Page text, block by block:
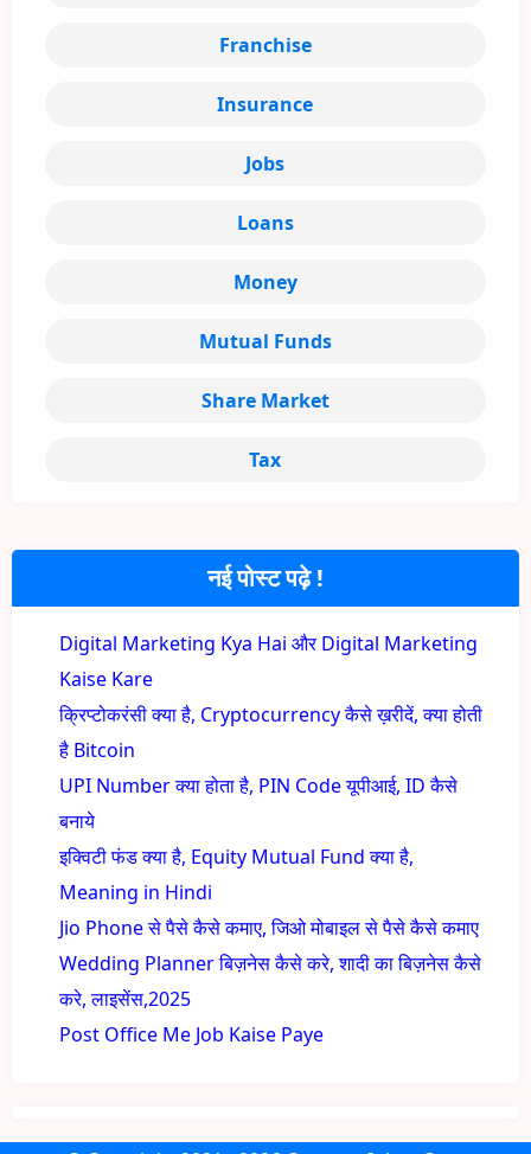
नई पोस्ट पढ़े !
Digital Marketing Kya Hai और Digital Marketing
Kaise Kare
क्रिप्टोकरंसी क्या है, Cryptocurrency कैसे ख़रीदें, क्या होती
है Bitcoin
UPI Number क्या होता है, PIN Code यूपीआई, ID कैसे
बनाये
इक्विटी फंड क्या है, Equity Mutual Fund क्या है,
Meaning in Hindi
Jio Phone से पैसे कैसे कमाए, जिओ मोबाइल से पैसे कैसे कमाए
Wedding Planner बिज़नेस कैसे करे, शादी का बिज़नेस कैसे
करे, लाइसेंस,2025
Post Office Me Job Kaise Paye
Franchise
Insurance
Jobs
Loans
Money
Mutual Funds
Share Market
Tax